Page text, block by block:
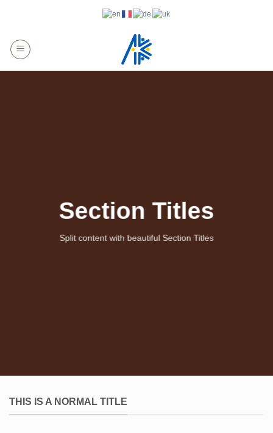
content
Section Titles
Split content with beautiful Section Titles
THIS IS A NORMAL TITLE